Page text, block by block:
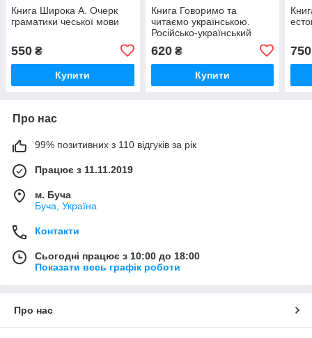
Книга Широка А. Очерк
граматики чеської мови
550 ₴
Купити
Книга Говоримо та
читаємо українською.
Російсько-український
620₴
Купити
750
Про нас
99% позитивних з 110 відгуків за рік
Працює з 11.11.2019
м. Буча
Буча, Україна
Контакти
Сьогодні працює з 10:00 до 18:00
Показати весь графік роботи
Про нас